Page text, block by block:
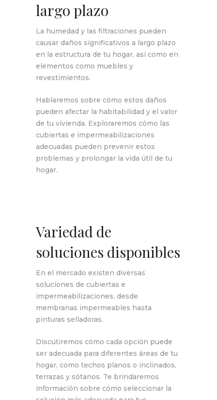
largo plazo
La humedad y las filtraciones pueden
causar daños significativos a largo plazo
en la estructura de tu hogar, así como en
elementos como muebles y
revestimientos.
Hablaremos sobre cómo estos daños
pueden afectar la habitabilidad y el valor
de tu vivienda. Exploraremos cómo las
cubiertas e impermeabilizaciones
adecuadas pueden prevenir estos
problemas y prolongar la vida útil de tu
hogar.
Variedad de
soluciones disponibles
En el mercado existen diversas
soluciones de cubiertas e
impermeabilizaciones, desde
membranas impermeables hasta
pinturas selladoras.
Discutiremos cómo cada opción puede
ser adecuada para diferentes áreas de tu
hogar, como techos planos o inclinados,
terrazas y sótanos. Te brindaremos
información sobre cómo seleccionar la